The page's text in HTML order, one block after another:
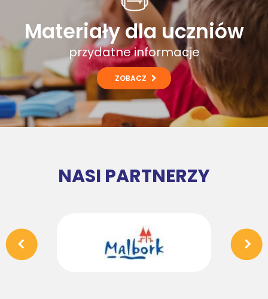
Materiały dla uczniów
przydatne informacje
ZOBACZ
NASI PARTNERZY